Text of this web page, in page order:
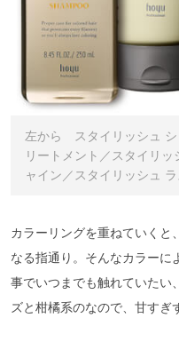
左から スタイリッシュ シ
リートメント／スタイリ
ャイン／スタイリッシュ
カラーリングを重ねていくと
なる指通り。そんなカラーに
事でいつまでも触れていたい
ズと柑橘系のなので、甘すぎ